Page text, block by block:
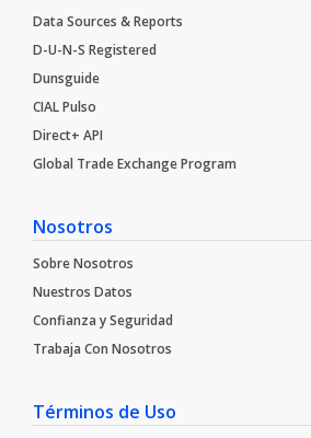
Data Sources & Reports
D-U-N-S Registered
Dunsguide
CIAL Pulso
Direct+ API
Global Trade Exchange Program
Nosotros
Sobre Nosotros
Nuestros Datos
Confianza y Seguridad
Trabaja Con Nosotros​
Términos de Uso